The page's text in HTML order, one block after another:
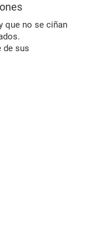
que no se ciñan
de sus